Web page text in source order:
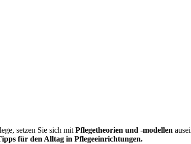
setzen Sie sich mitPflegetheorien und -modellen
für den Alltag in Pflegeeinrichtungen.